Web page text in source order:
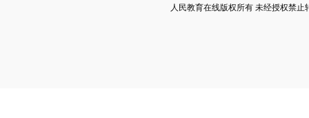
人民教育在线版权所有 未经授权禁